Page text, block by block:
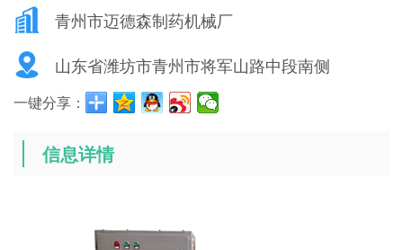
青州市迈德森制药机械厂
山东省潍坊市青州市将军山路中段南侧
一键分享：
信息详情